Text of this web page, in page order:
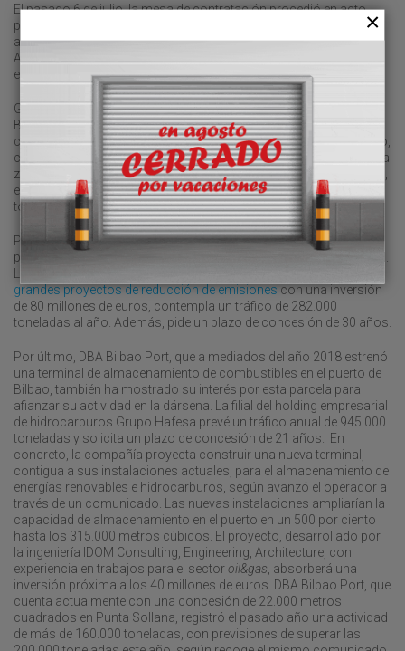
El pasado 6 de julio, la mesa de contratación procedió en acto
público a la apertura de las proposiciones económicas. La
adjudicación podría tratarse en el próximo Consejo de
Administración de la Autoridad Portuaria de Bilbao, previsto para
el 29 de julio, una vez analizadas las propuestas presentadas.
GM Fuel Service, cuyo interés por desembarcar en el puerto de
Bilbao derivó en la convocatoria de este concurso, proyecta
construir una terminal de graneles líquidos. El operador petrolífero,
cuya área de influencia se desarrolla principalmente en el norte y la
zona del mediterráneo, solicita un plazo de concesión de 40 años,
el máximo previsto, y compromete un tráfico de 350.000
toneladas anuales.
Por su parte, Petronor, principal cliente de la dársena vasca,
proyecta desarrollar en esta zona una terminal logístico-industrial.
grandes proyectos de reducción de emisiones con una inversión
de 80 millones de euros, contempla un tráfico de 282.000
toneladas al año. Además, pide un plazo de concesión de 30 años.
Por último, DBA Bilbao Port, que a mediados del año 2018 estrenó
una terminal de almacenamiento de combustibles en el puerto de
Bilbao, también ha mostrado su interés por esta parcela para
afianzar su actividad en la dársena. La filial del holding empresarial
de hidrocarburos Grupo Hafesa prevé un tráfico anual de 945.000
toneladas y solicita un plazo de concesión de 21 años. En
concreto, la compañía proyecta construir una nueva terminal,
contigua a sus instalaciones actuales, para el almacenamiento de
energías renovables e hidrocarburos, según avanzó el operador a
través de un comunicado. Las nuevas instalaciones ampliarían la
capacidad de almacenamiento en el puerto en un 500 por ciento
hasta los 315.000 metros cúbicos. El proyecto, desarrollado por
la ingeniería IDOM Consulting, Engineering, Architecture, con
experiencia en trabajos para el sectoroil&gas , absorberá una
inversión próxima a los 40 millones de euros. DBA Bilbao Port, que
cuenta actualmente con una concesión de 22.000 metros
cuadrados en Punta Sollana, registró el pasado año una actividad
de más de 160.000 toneladas, con previsiones de superar las